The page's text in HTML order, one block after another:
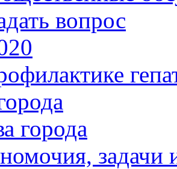
вопрос
города
задачи